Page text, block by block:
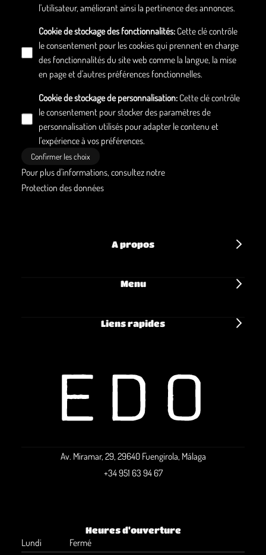
l'utilisateur, améliorant ainsi la pertinence des annonces.
Cookie de stockage des fonctionnalités: Cette clé contrôle
le consentement pour les cookies qui prennent en charge
des fonctionnalités du site web comme la langue, la mise
en page et d'autres préférences fonctionnelles.
Cookie de stockage de personnalisation: Cette clé contrôle
le consentement pour stocker des paramètres de
personnalisation utilisés pour adapter le contenu et
l'expérience à vos préférences.
Confirmer les choix
Pour plus d'informations, consultez notre
Protection des données
A propos
Menu
Liens rapides
Av. Miramar, 29, 29640 Fuengirola, Málaga
+34 951 63 94 67
Heures d'ouverture
Lundi Fermé